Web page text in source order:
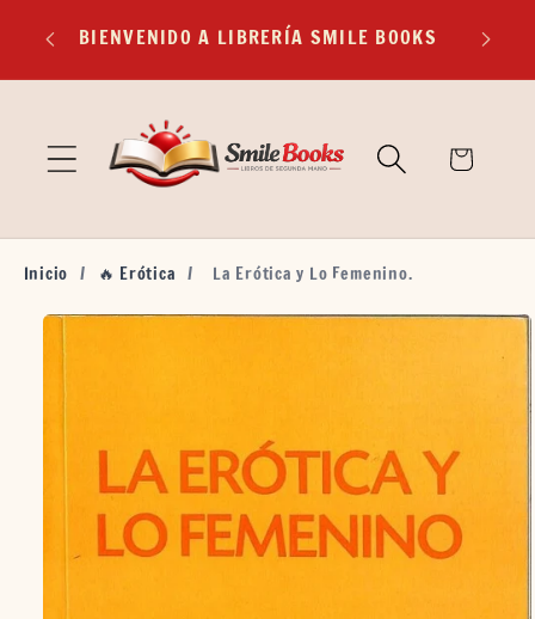
directamente
BIENVENIDO A LIBRERÍA SMILE BOOKS
Carrito
Inicio / 🔥 Erótica / La Erótica y Lo Femenino.
Ir
directamente